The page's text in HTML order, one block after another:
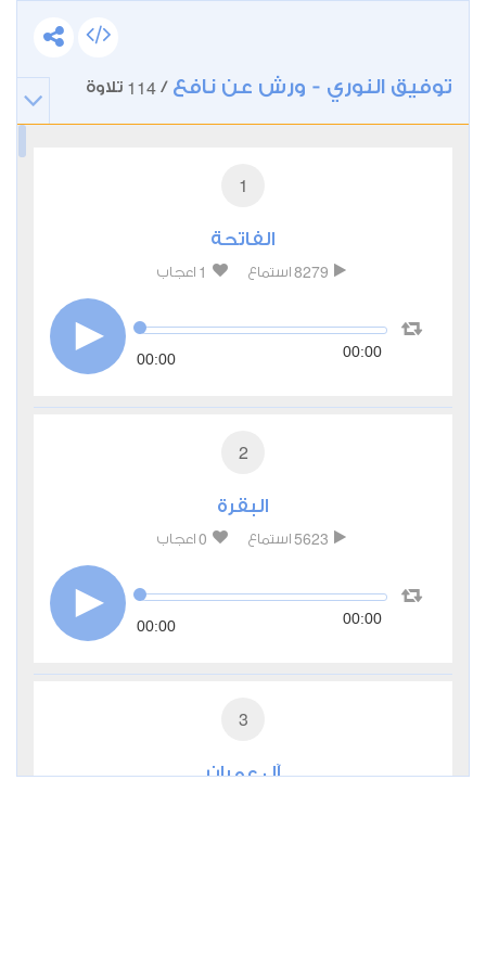
توفيق النوري - ورش عن نافع /
114 تلاوة
1
الفاتحة
8279 استماع 1 اعجاب
00:00 00:00
2
البقرة
5623 استماع 0 اعجاب
00:00 00:00
3
آل عمران